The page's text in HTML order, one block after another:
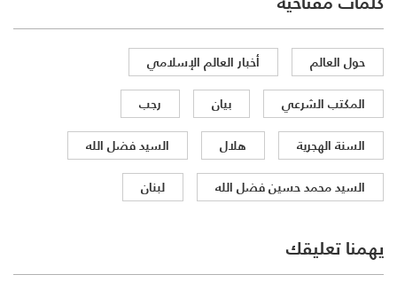
حول العالم
أخبار العالم الإسلامي
المكتب الشرعي
بيان
رجب
السنة الهجرية
هلال
السيد فضل الله
السيد محمد حسين فضل الله
لبنان
يهمنا تعليقك